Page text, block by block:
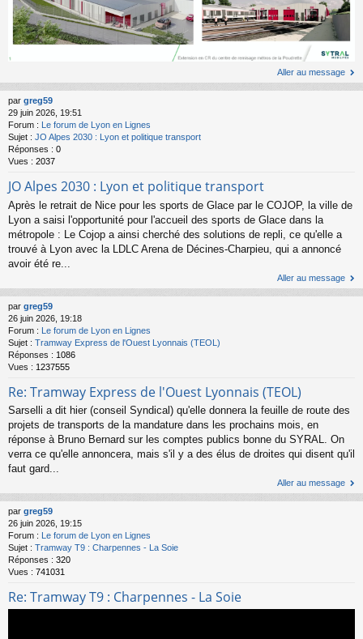
Aller au message
par greg59
29 juin 2026, 19:51
Forum : Le forum de Lyon en Lignes
Sujet : JO Alpes 2030 : Lyon et politique transport
Réponses : 0
Vues : 2037
JO Alpes 2030 : Lyon et politique transport
Après le retrait de Nice pour les sports de Glace par le COJOP, la ville de
Lyon a saisi l'opportunité pour l'accueil des sports de Glace dans la
métropole : Le Cojop a ainsi cherché des solutions de repli, ce qu'elle a
trouvé à Lyon avec la LDLC Arena de Décines-Charpieu, qui a annoncé
avoir été re...
Aller au message
par greg59
26 juin 2026, 19:18
Forum : Le forum de Lyon en Lignes
Sujet : Tramway Express de l'Ouest Lyonnais (TEOL)
Réponses : 1086
Vues : 1237555
Re: Tramway Express de l'Ouest Lyonnais (TEOL)
Sarselli a dit hier (conseil Syndical) qu'elle donnera la feuille de route des
projets de transports de la mandature dans les prochains mois, en
réponse à Bruno Bernard sur les comptes publics bonne du SYRAL. On
verra ce qu'elle annoncera, mais s'il y a des élus de droites qui disent qu'il
faut gard...
Aller au message
par greg59
26 juin 2026, 19:15
Forum : Le forum de Lyon en Lignes
Sujet : Tramway T9 : Charpennes - La Soie
Réponses : 320
Vues : 741031
Re: Tramway T9 : Charpennes - La Soie